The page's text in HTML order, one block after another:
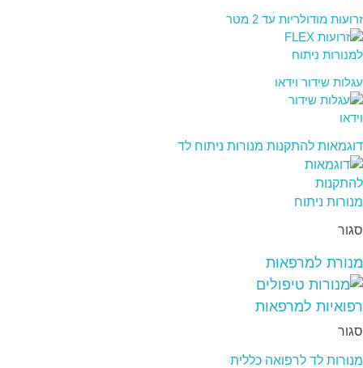
זרועות מודולריות עד 2 מטר
עגלות שידור וידאו
דוגמאות להתקנות מנורות ניתוח לד
סגור
מנורת למרפאות
סגור
מנורות לד לרפואה כללית